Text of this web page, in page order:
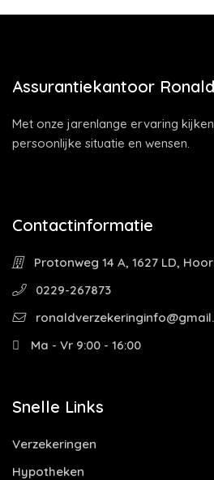
Assurantiekantoor
Met onze jarenlange ervaring
persoonlijke situatie en wensen.
Contactinformatie
Protonweg 14 A, 1627 LD,
0229-267873
Ma - Vr 9:00 - 16:00
Snelle Links
Verzekeringen
Hypotheken